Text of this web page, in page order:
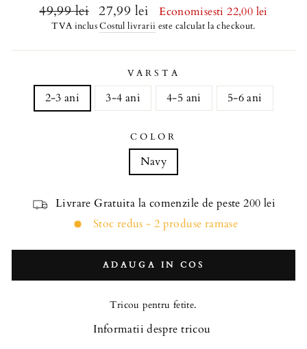
Regular
price
49,99 lei
Sale
price
27,99 lei Economisesti 22,00 lei
TVA inclusCostul livrarii este calculat la checkout.
VARSTA
2-3 ani 3-4 ani 4-5 ani 5-6 ani
COLOR
Navy
Livrare Gratuita la comenzile de peste 200 lei
Stoc redus - 2 produse ramase
ADAUGA IN COS
Tricou pentru fetite.
Informatii despre tricou